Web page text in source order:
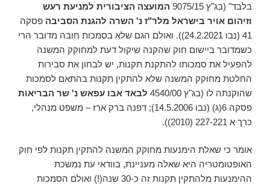
בלבד" (בג"ץ 9075/15
המועצה הציבורית למניעת רעש
וזיהום אויר בישראל מלר"ז נ' השרה להגנת הסביבה פסקה
41 (נבו 24.2.2021)). ואולם הגם שלא בסמכות חובה מדובר הרי
כשמדובר ביישום חוק שהקנה שיקול דעת למחוקק המשנה
להפעיל את סמכותו להתקנת תקנות, יש לבחון את סבירות
החלטת מחוקק המשנה שלא להתקין תקנות בהתאם לסמכות
שהוקנתה לו (בג"ץ 4540/00
לבאד אבו עפאש נ' שר הבריאות
פסקה 6(ג) (נבו 14.5.2006); דפנה ברק ארז – משפט מנהלי,
כרך א 227-221 (2010)).
אומר כי שאלת הימנעות מחוקק המשנה להתקין תקנות לפי חוק
האופטומטריה היא שאלה מעניינת, בוודאי עת נמשכת
ההימנעות מלהתקין תקנות זה כ-30 שנה(!) ואולם הסמכות